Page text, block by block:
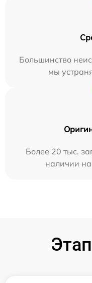
Большинство
мы
Более 20 тыс.
наличии